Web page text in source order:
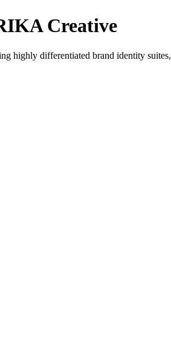
Creative
highly differentiated brand identity